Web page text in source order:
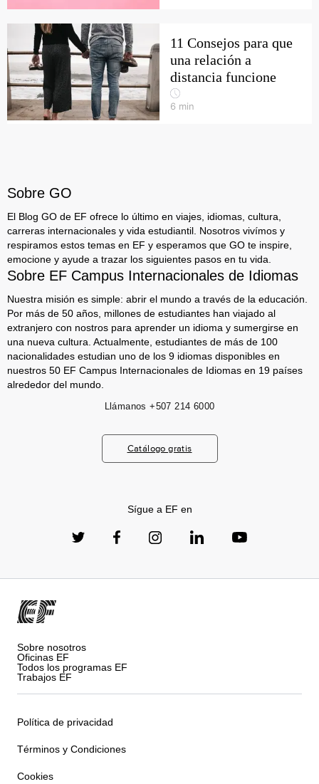
11 Consejos para que
una relación a
distancia funcione
6 min
Sobre GO
El Blog GO de EF ofrece lo último en viajes, idiomas, cultura,
carreras internacionales y vida estudiantil. Nosotros vivímos y
respiramos estos temas en EF y esperamos que GO te inspire,
emocione y ayude a trazar los siguientes pasos en tu vida.
Sobre EF Campus Internacionales de Idiomas
Nuestra misión es simple: abrir el mundo a través de la educación.
Por más de 50 años, millones de estudiantes han viajado al
extranjero con nostros para aprender un idioma y sumergirse en
una nueva cultura. Actualmente, estudiantes de más de 100
nacionalidades estudian uno de los 9 idiomas disponibles en
nuestros 50 EF Campus Internacionales de Idiomas en 19 países
alrededor del mundo.
Llámanos +507 214 6000
Catálogo gratis
Sígue a EF en
Sobre nosotros
Oficinas EF
Todos los programas EF
Trabajos EF
Política de privacidad
Términos y Condiciones
Cookies